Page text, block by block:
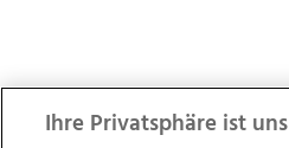
Ihre Privatsphäre ist